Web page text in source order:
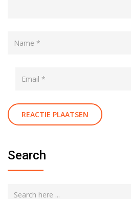
Search